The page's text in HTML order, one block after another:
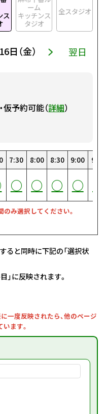
ス
ーム
キッチンス
タジオ
全スタジオ
（金） 翌日
予約可能（詳細）
22:00
○
22:30
○
23:00
○
23:30
○
18:30
○
19:00
○
19:30
○
20:00
○
○
15:00
○
15:30
○
16:00
○
16:30
○
11:00
○
11:30
○
12:00
○
12:30
○
13:00
7:30
○
8:00
○
8:30
○
9:00
○
9:30
4:00
○
4:30
○
5:00
○
5:30
○
0:00
○
0:30
○
1:00
○
1:30
○
2:00
○
み選択してください。
と同時に下記の「選択状
」に反映されます。
一度反映されたら、他のページ
ます。